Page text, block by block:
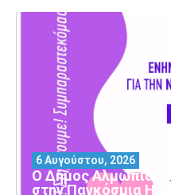
Ο Δήμος Αλμωπίας
στην Παγκόσμια
6 Αυγούστου, 2026